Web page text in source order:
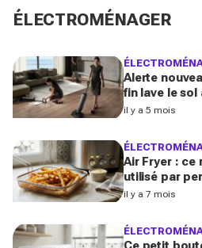
ÉLECTROMÉNAGER
Alerte
fin lave le sol
enfin sous
il y a 5 mois
Air Fryer : ce
utilisé par
les frites 2x
il y a 7 mois